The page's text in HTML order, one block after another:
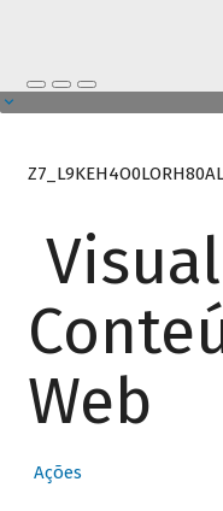
Web
Ações